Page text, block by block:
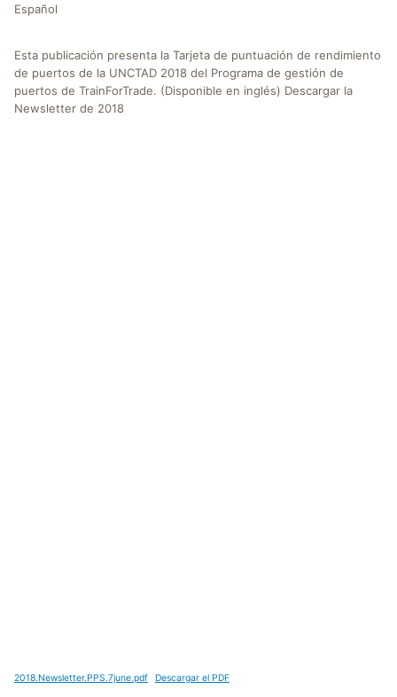
Español
Esta publicación presenta la Tarjeta de puntuación de rendimiento
de puertos de la UNCTAD 2018 del Programa de gestión de
puertos de TrainForTrade. (Disponible en inglés) Descargar la
Newsletter de 2018
2018.Newsletter.PPS.7june.pdf Descargar el PDF